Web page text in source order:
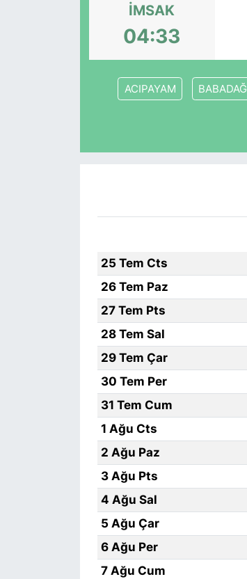
İMSAK
04:33
ACIPAYAM BABADAĞ
25 Tem Cts
26 Tem Paz
27 Tem Pts
28 Tem Sal
29 Tem Çar
30 Tem Per
31 Tem Cum
1 Ağu Cts
2 Ağu Paz
3 Ağu Pts
4 Ağu Sal
5 Ağu Çar
6 Ağu Per
7 Ağu Cum
KÖŞE YAZILARI
KÖŞE YAZILARI (Arşiv)
KÜLTÜR SANAT
SARIYER İMAR BARIŞI
SON DAKİKA HABERİ
TEKNOLOJİ
TÜRKİYE VE DÜNYA GÜNDEMİ
VİDEO GALERİ